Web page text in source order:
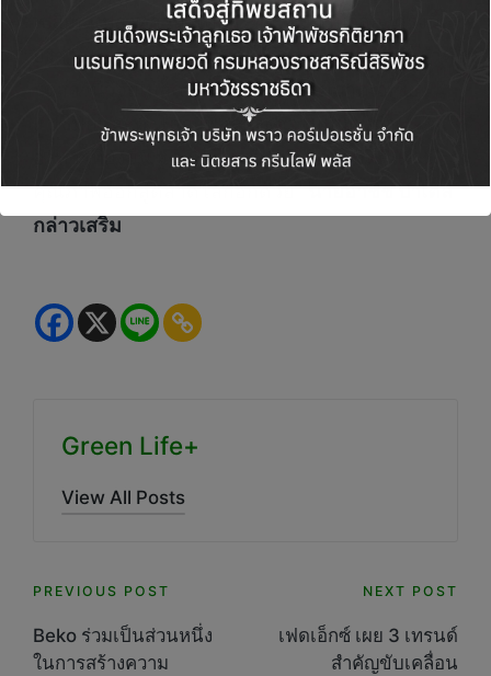
เปลี่ยนแปลงทุกวัน แต่การขยายสถานีวิจัยฯครั้งนี้
ยังสามารถทำให้เราเป็นศูนย์กลางที่สําคัญที่สุดสําห
รับสถานีวิจัยเมล็ดพันธุ์ผักสําหรับภูมิภาคเอเชีย
แปซิฟิกและทั่วโลก เพื่อสร้างความมั่นคงด้าน
อาหารที่ยั่งยืน และเสริมสร้างผลิตภัณฑ์ที่ดีและมี
คุณภาพออกสู่ตลาดโลกอีกด้วย”นายอาชิช ปาเตล
กล่าวเสริม
Green Life+
View All Posts
Post
navigation
PREVIOUS POST
Beko ร่วมเป็นส่วนหนึ่ง
ในการสร้างความ
NEXT POST
เฟดเอ็กซ์ เผย 3 เทรนด์
สำคัญขับเคลื่อน